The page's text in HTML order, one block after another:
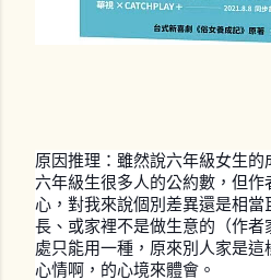
原因推理：雖然說六年級女生
六年級生很多人的公約數，但作
心，對我來說個別差異還是相
長、或家裡不是做生意的（作
處只能用一種，原來別人家是
心情啊，的心境來體會。